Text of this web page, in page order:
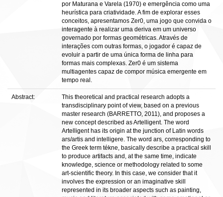
por Maturana e Varela (1970) e emergência como uma
heurística para criatividade. A fim de explorar esses
conceitos, apresentamos Zer0, uma jogo que convida o
interagente à realizar uma deriva em um universo
governado por formas geométricas. Através de
interações com outras formas, o jogador é capaz de
evoluir a partir de uma única forma de linha para
formas mais complexas. Zer0 é um sistema
multiagentes capaz de compor música emergente em
tempo real.
Abstract:
This theoretical and practical research adopts a
transdisciplinary point of view, based on a previous
master research (BARRETTO, 2011), and proposes a
new concept described as Artelligent. The word
Artelligent has its origin at the junction of Latin words
ars/artis and intelligere. The word ars, corresponding to
the Greek term tékne, basically describe a practical skill
to produce artifacts and, at the same time, indicate
knowledge, science or methodology related to some
art-scientific theory. In this case, we consider that it
involves the expression or an imaginative skill
represented in its broader aspects such as painting,